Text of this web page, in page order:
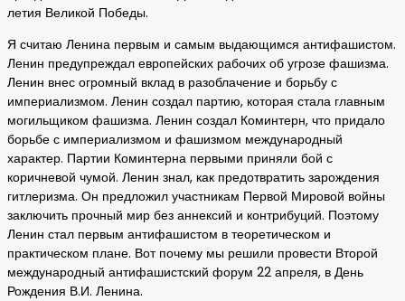
летия Великой Победы.
Я считаю Ленина первым и самым выдающимся антифашистом.
Ленин предупреждал европейских рабочих об угрозе фашизма.
Ленин внес огромный вклад в разоблачение и борьбу с
империализмом. Ленин создал партию, которая стала главным
могильщиком фашизма. Ленин создал Коминтерн, что придало
борьбе с империализмом и фашизмом международный
характер. Партии Коминтерна первыми приняли бой с
коричневой чумой. Ленин знал, как предотвратить зарождения
гитлеризма. Он предложил участникам Первой Мировой войны
заключить прочный мир без аннексий и контрибуций. Поэтому
Ленин стал первым антифашистом в теоретическом и
практическом плане. Вот почему мы решили провести Второй
международный антифашистский форум 22 апреля, в День
Рождения В.И. Ленина.